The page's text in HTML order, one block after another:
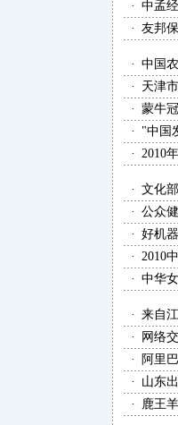
· 中孟
· 友邦
· 中国
·
天津
· 蒙牛
·
"中国
· 2010
· 文化
· 公众
· 好机
· 2010
· 中华
· 来自
·
网络
·
阿里
·
山东
·
鹿王